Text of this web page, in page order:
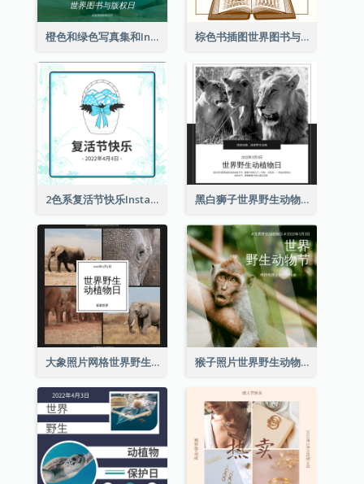
橙色和绿色写真集和Instagram版权日 棕色书插图世界图书与版权日Instagram帖子
2色系复活节快乐Instagram帖子 黑白狮子世界野生动物日Instagram帖子
大象照片网格世界野生动物日Instagram帖子 猴子照片世界野生动物日Instagram帖子